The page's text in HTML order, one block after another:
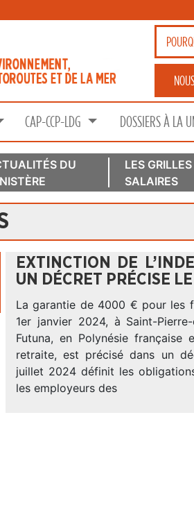
CAP-CCP-LDG DOSSIERS À LA
DU
LES
SALAIRES
EXTINCTION DE
UN DÉCRET PRÉCISE
La garantie de 4000 € pour les
1er janvier 2024, à Saint-
Futuna, en Polynésie française
retraite, est précisé dans un
juillet 2024 définit les
les employeurs des